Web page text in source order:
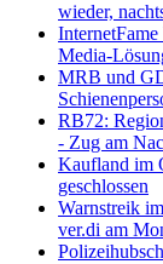
wieder,
Media-
MRB und
RB72:
- Zug am
Kaufland im
geschlossen
Warnstreik
ver.di am